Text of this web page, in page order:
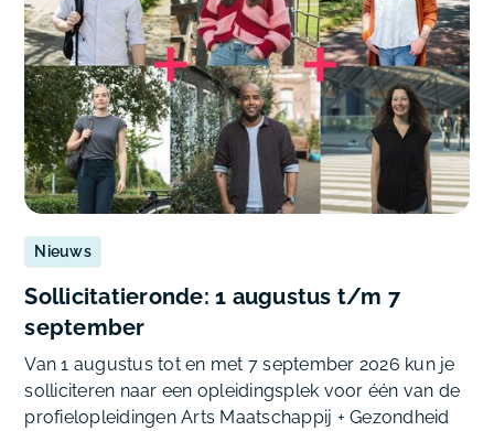
Nieuws
Sollicitatieronde: 1 augustus t/m 7
september
Van 1 augustus tot en met 7 september 2026 kun je
solliciteren naar een opleidingsplek voor één van de
profielopleidingen Arts Maatschappij + Gezondheid